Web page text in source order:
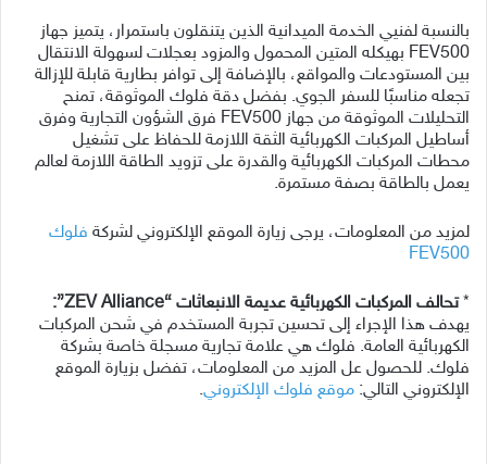
بالنسبة لفنيي الخدمة الميدانية الذين يتنقلون باستمرار، يتميز جهاز
FEV500 بهيكله المتين المحمول والمزود بعجلات لسهولة الانتقال
بين المستودعات والمواقع، بالإضافة إلى توافر بطارية قابلة للإزالة
تجعله مناسبًا للسفر الجوي. بفضل دقة فلوك الموثوقة، تمنح
التحليلات الموثوقة من جهاز FEV500 فرق الشؤون التجارية وفرق
أساطيل المركبات الكهربائية الثقة اللازمة للحفاظ على تشغيل
محطات المركبات الكهربائية والقدرة على تزويد الطاقة اللازمة لعالم
يعمل بالطاقة بصفة مستمرة.
لمزيد من المعلومات، يرجى زيارة الموقع الإلكتروني لشركة فلوك
FEV500
*تحالف المركبات الكهربائية عديمة الانبعاثات “ZEV Alliance”:
يهدف هذا الإجراء إلى تحسين تجربة المستخدم في شحن المركبات
الكهربائية العامة. فلوك هي علامة تجارية مسجلة خاصة بشركة
فلوك. للحصول عل المزيد من المعلومات، تفضل بزيارة الموقع
الإلكتروني التالي: موقع فلوك الإلكتروني.